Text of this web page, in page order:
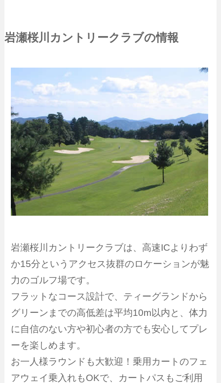
岩瀬桜川カントリークラブの情報
岩瀬桜川カントリークラブは、高速ICよりわず
か15分というアクセス抜群のロケーションが魅
力のゴルフ場です。
フラットなコース設計で、ティーグランドから
グリーンまでの高低差は平均10m以内と、体力
に自信のない方や初心者の方でも安心してプレ
ーを楽しめます。
お一人様ラウンドも大歓迎！乗用カートのフェ
アウェイ乗入れもOKで、カートパスもご利用